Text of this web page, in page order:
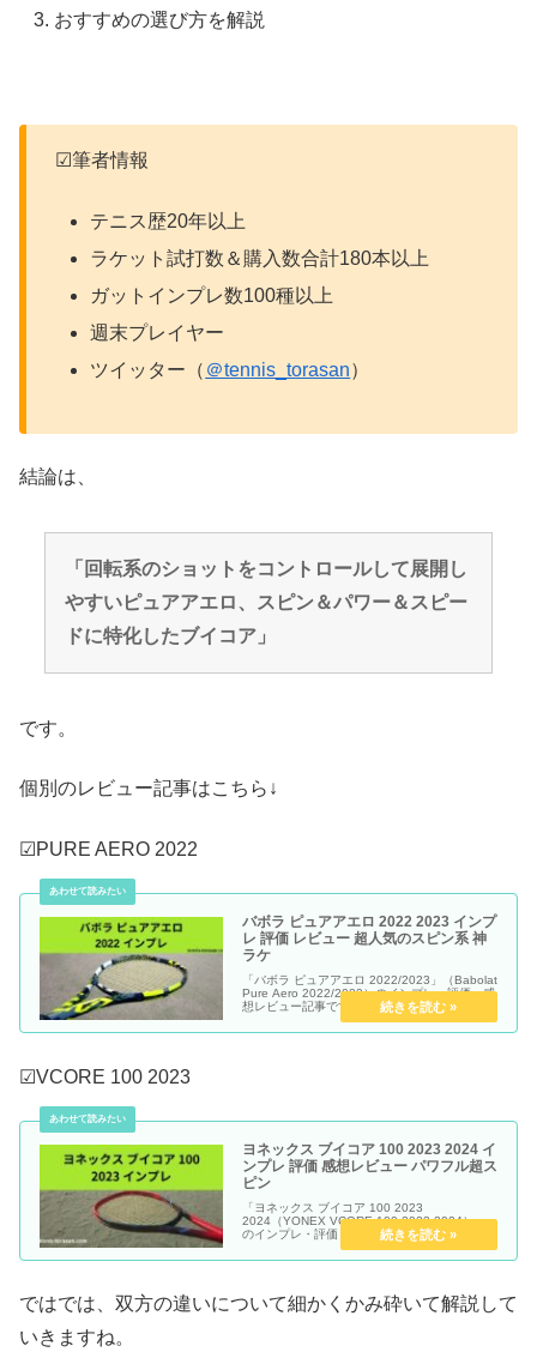
おすすめの選び方を解説
☑筆者情報
テニス歴20年以上
ラケット試打数＆購入数合計180本以上
ガットインプレ数100種以上
週末プレイヤー
ツイッター（ ＠tennis_torasan）
結論は、
「回転系のショットをコントロールして展開し
やすいピュアアエロ、スピン＆パワー＆スピー
ドに特化したブイコア」
です。
個別のレビュー記事はこちら↓
☑PURE AERO 2022
バボラ ピュアアエロ 2022 2023 インプ
レ 評価 レビュー 超人気のスピン系 神
ラケ
「バボラ ピュアアエロ 2022/2023」（Babolat
Pure Aero 2022/2023）のインプレ・評価・感
想レビュー記事です。
☑VCORE 100 2023
ヨネックス ブイコア 100 2023 2024 イ
ンプレ 評価 感想レビュー パワフル超ス
ピン
「ヨネックス ブイコア 100 2023
2024（YONEX VCORE 100 2023 2024）」
のインプレ・評価・感想レビュー記事です。
ではでは、双方の違いについて細かくかみ砕いて解説して
いきますね。